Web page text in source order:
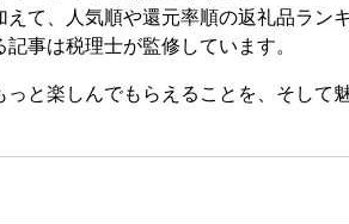
て、人気順や還元率順の返礼品ラン
事は税理士が監修しています。
と楽しんでもらえることを、そして